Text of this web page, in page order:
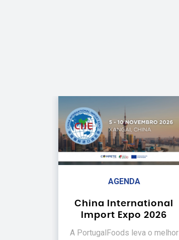
AGENDA
China International
Import Expo 2026
A PortugalFoods leva o melhor